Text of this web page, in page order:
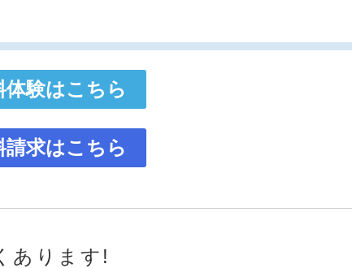
体験はこちら
請求はこちら
あります!